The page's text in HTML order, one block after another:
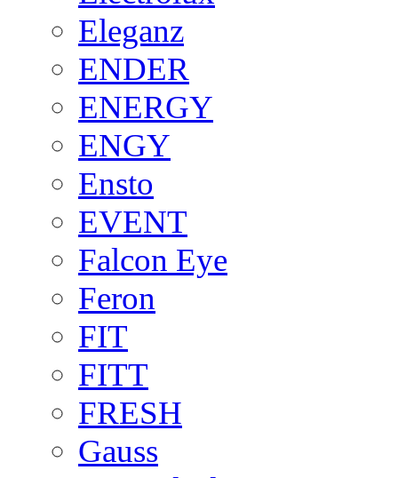
Eleganz
ENDER
ENERGY
ENGY
Ensto
EVENT
Falcon Eye
Feron
FIT
FITT
FRESH
Gauss